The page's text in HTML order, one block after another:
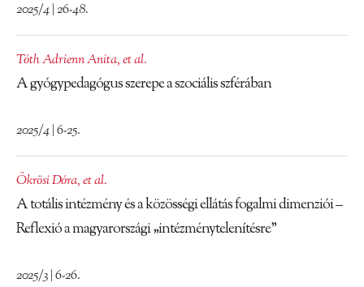
2025/4 | 26-48.
Tóth Adrienn Anita,et al.
A gyógypedagógus szerepe a szociális szférában
2025/4 | 6-25.
Ökrösi Dóra,et al.
A totális intézmény és a közösségi ellátás fogalmi dimenziói –
Reflexió a magyarországi „intézménytelenítésre”
2025/3 | 6-26.